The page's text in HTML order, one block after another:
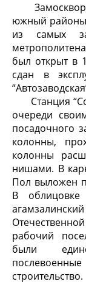
южный районы
из самых
был открыт в
сдан в
Станция
очереди
посадочного
колонны,
колонны
нишами. В
Пол выложен
В
рабочий
были